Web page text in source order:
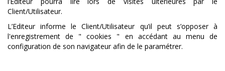
Client/Utilisateur.
L’Editeur informe le Client/Utilisateur qu’il peut s’opposer à
l'enregistrement de " cookies " en accédant au menu de
configuration de son navigateur afin de le paramétrer.